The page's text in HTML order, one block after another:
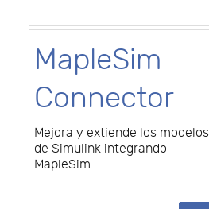
MapleSim
Connector
Mejora y extiende los modelos
de Simulink integrando
MapleSim